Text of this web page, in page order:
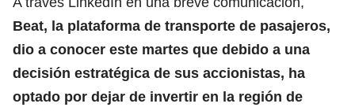
Beat, la plataforma de transporte de pasajeros,
dio a conocer este martes que debido a una
decisión estratégica de sus accionistas, ha
optado por dejar de invertir en la región de